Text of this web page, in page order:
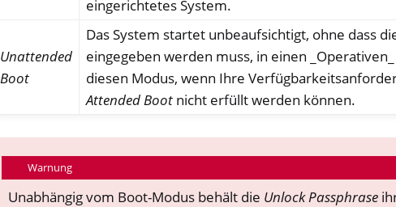
eingerichtetes System.
Unattended
Boot
Das System startet unbeaufsichtigt, ohne dass
eingegeben werden muss, in einen
diesen Modus, wenn Ihre
Attended Boot nicht erfüllt werden können.
Warnung
Unabhängig vom Boot-Modus behält die Unlock Passphrase